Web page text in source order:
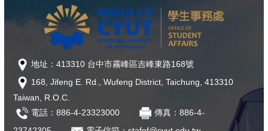
地址：413310 台中市霧峰區吉峰東路168號
168, Jifeng E. Rd., Wufeng District, Taichung, 413310
Taiwan, R.O.C.
電話：886-4-23323000
傳真：886-4-